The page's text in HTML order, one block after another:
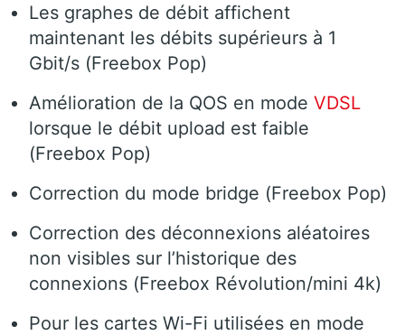
Les graphes de débit affichent
maintenant les débits supérieurs à 1
Gbit/s (Freebox Pop)
Amélioration de la QOS en mode VDSL
lorsque le débit upload est faible
(Freebox Pop)
Correction du mode bridge (Freebox Pop)
Correction des déconnexions aléatoires
non visibles sur l’historique des
connexions (Freebox Révolution/mini 4k)
Pour les cartes Wi-Fi utilisées en mode